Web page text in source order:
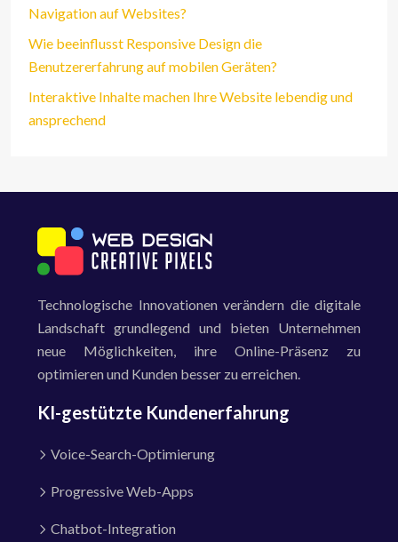
Navigation auf Websites?
Wie beeinflusst Responsive Design die
Benutzererfahrung auf mobilen Geräten?
Interaktive Inhalte machen Ihre Website lebendig und
ansprechend
Technologische Innovationen verändern die digitale
Landschaft grundlegend und bieten Unternehmen
neue Möglichkeiten, ihre Online-Präsenz zu
optimieren und Kunden besser zu erreichen.
KI-gestützte Kundenerfahrung
Voice-Search-Optimierung
Progressive Web-Apps
Chatbot-Integration